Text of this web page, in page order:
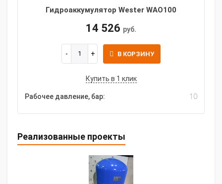
Гидроаккумулятор Wester WAO100
14 526 руб.
В КОРЗИНУ
Купить в 1 клик
Рабочее давление, бар: 10
Реализованные проекты